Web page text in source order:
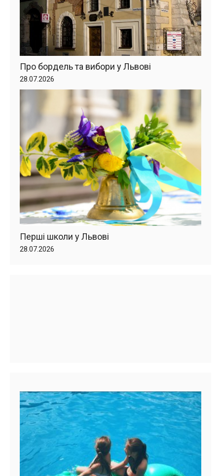
Про бордель та вибори у Львові
28.07.2026
Перші школи у Львові
28.07.2026